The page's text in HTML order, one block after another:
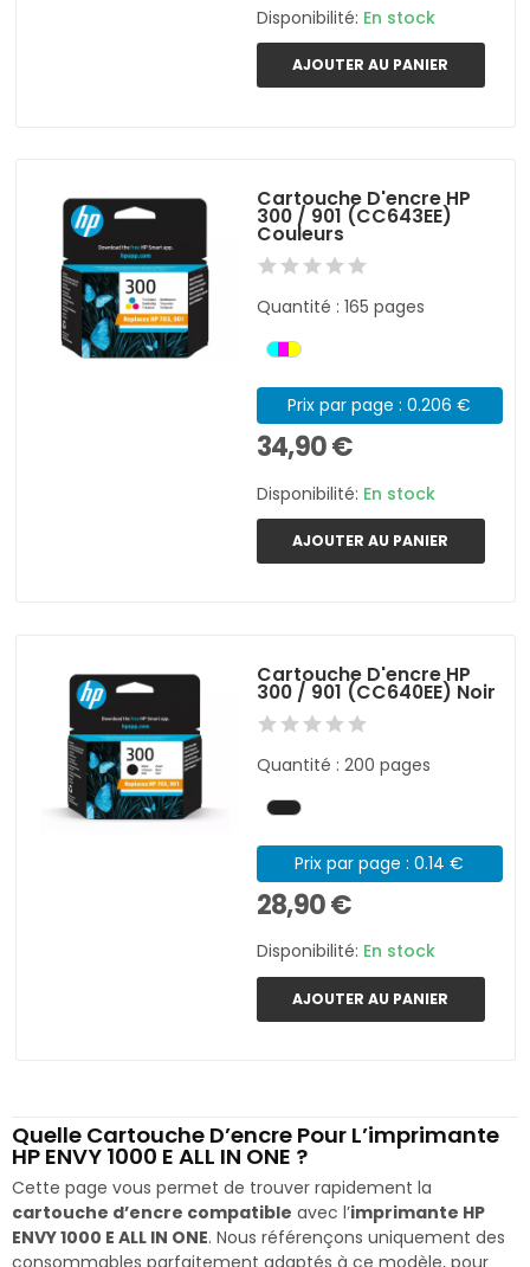
Disponibilité: En stock
AJOUTER AU PANIER
Cartouche D'encre HP
300 / 901 (CC643EE)
Couleurs
Quantité : 165 pages
Prix par page : 0.206 €
34,90 €
Disponibilité: En stock
AJOUTER AU PANIER
Cartouche D'encre HP
300 / 901 (CC640EE) Noir
Quantité : 200 pages
Prix par page : 0.14 €
28,90 €
Disponibilité: En stock
AJOUTER AU PANIER
Quelle Cartouche D’encre Pour L’imprimante
HP ENVY 1000 E ALL IN ONE ?
Cette page vous permet de trouver rapidement la
cartouche d’encre compatible avec l’imprimante HP
ENVY 1000 E ALL IN ONE. Nous référençons uniquement des
consommables parfaitement adaptés à ce modèle, pour